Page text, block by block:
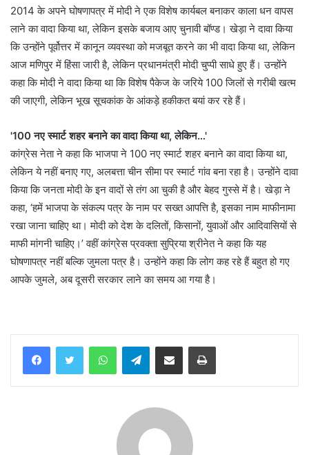
2014 के अपने घोषणापत्र में मोदी ने एक विशेष कार्यबल बनाकर काला धन वापस
लाने का वादा किया था, लेकिन इसके बजाय आए चुनावी बॉण्ड। खेड़ा ने दावा किया
कि उन्होंने पूर्वोत्तर में कानून व्यवस्था को मजबूत करने का भी वादा किया था, लेकिन
आज मणिपुर में हिंसा जारी है, लेकिन प्रधानमंत्री मोदी चुप्पी साधे हुए हैं। उन्होंने
कहा कि मोदी ने वादा किया था कि विशेष पैकेज के जरिये 100 जिलों से गरीबी खत्म
की जाएगी, लेकिन भूख सूचकांक के आंकड़े हकीकत बयां कर रहे हैं।
'100 नए स्मार्ट शहर बनाने का वादा किया था, लेकिन…'
कांग्रेस नेता ने कहा कि भाजपा ने 100 नए स्मार्ट शहर बनाने का वादा किया था,
लेकिन ये नहीं बनाए गए, अलबत्ता चीन सीमा पर स्मार्ट गांव बना रहा है। उन्होंने दावा
किया कि जनता मोदी के इन वादों से तंग आ चुकी है और बेहद गुस्से में है। खेड़ा ने
कहा, ‘हमें भाजपा के संकल्प पत्र के नाम पर सख्त आपत्ति है, इसका नाम माफीनामा
रखा जाना चाहिए था। मोदी को देश के दलितों, किसानों, युवाओं और आदिवासियों से
माफी मांगनी चाहिए।’ वहीं कांग्रेस प्रवक्ता सुप्रिया श्रीनेत ने कहा कि यह
घोषणापत्र नहीं बल्कि जुमला पत्र है। उन्होंने कहा कि लोग कह रहे हैं बहुत हो गए
आपके जुमले, अब दूसरी सरकार लाने का समय आ गया है।
WhatsAppTelegramShare via Email Print